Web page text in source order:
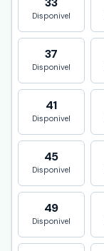
Disponivel
37
Disponivel
41
Disponivel
45
Disponivel
49
Disponivel